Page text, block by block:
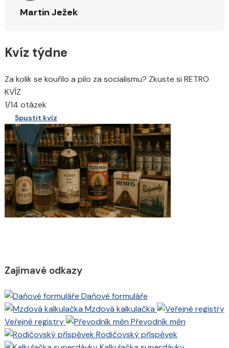
Martin Ježek
Kvíz týdne
Za kolik se kouřilo a pilo za socialismu? Zkuste si RETRO
KVÍZ
1/14 otázek
Spustit kvíz
Zajímavé odkazy
Daňové formuláře
Mzdová kalkulačka
Veřejné registry
Převodník měn
Rodičovský příspěvek